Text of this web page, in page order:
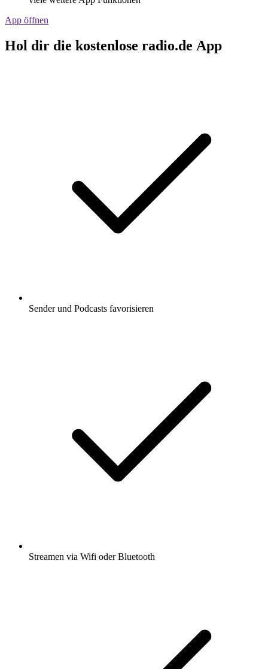
App öffnen
Hol dir die kostenlose radio.de App
Sender und Podcasts favorisieren
Streamen via Wifi oder Bluetooth